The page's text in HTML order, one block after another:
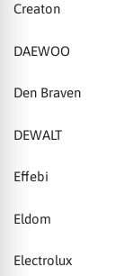
Creaton
DAEWOO
Den Braven
DEWALT
Effebi
Eldom
Electrolux